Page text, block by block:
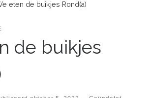
eten de buikjes Rond(a)
de buikjes